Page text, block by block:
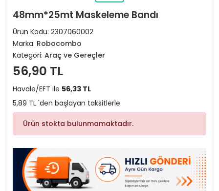
48mm*25mt Maskeleme Bandı
Ürün Kodu: 2307060002
Marka: Robocombo
Kategori: Araç ve Gereçler
56,90 TL
Havale/EFT ile 56,33 TL
5,89 TL 'den başlayan taksitlerle
Ürün stokta bulunmamaktadır.